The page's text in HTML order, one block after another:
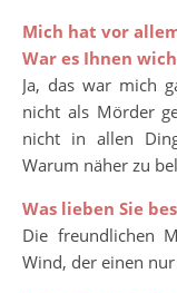
Mich hat vor
War es Ihnen
Ja, das war mich
nicht als Mörder
nicht in allen
Warum näher zu
Was lieben Sie
Die freundlichen
Wind, der einen